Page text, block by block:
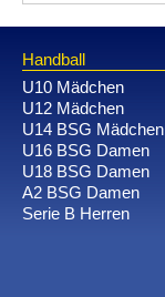
Handball
U10 Mädchen
U12 Mädchen
U14 BSG Mädchen
U16 BSG Damen
U18 BSG Damen
A2 BSG Damen
Serie B Herren